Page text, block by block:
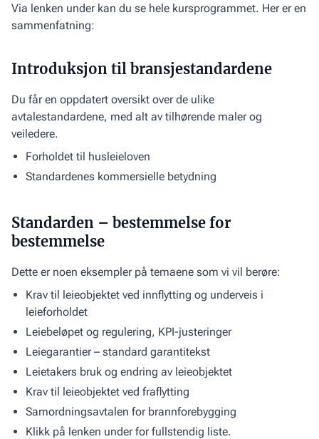
Via lenken under kan du se hele kursprogrammet. Her er en
sammenfatning:
Introduksjon til bransjestandardene
Du får en oppdatert oversikt over de ulike
avtalestandardene, med alt av tilhørende maler og
veiledere.
Forholdet til husleieloven
Standardenes kommersielle betydning
Standarden – bestemmelse for
bestemmelse
Dette er noen eksempler på temaene som vi vil berøre:
Krav til leieobjektet ved innflytting og underveis i
leieforholdet
Leiebeløpet og regulering, KPI-justeringer
Leiegarantier – standard garantitekst
Leietakers bruk og endring av leieobjektet
Krav til leieobjektet ved fraflytting
Samordningsavtalen for brannforebygging
Klikk på lenken under for fullstendig liste.